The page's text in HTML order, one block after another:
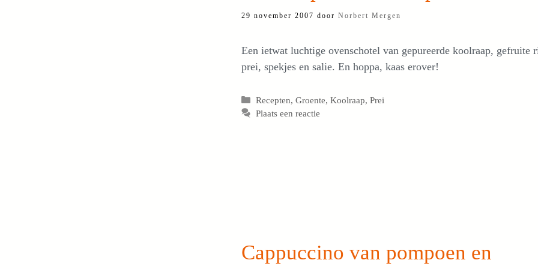
29 november 2007 door Norbert Mergen
Een ietwat luchtige ovenschotel van gepureerde koolraap, gefruite
prei, spekjes en salie. En hoppa, kaas erover!
Categorieën
Recepten,Groente,Koolraap,Prei
Plaats een reactie
Cappuccino van pompoen en